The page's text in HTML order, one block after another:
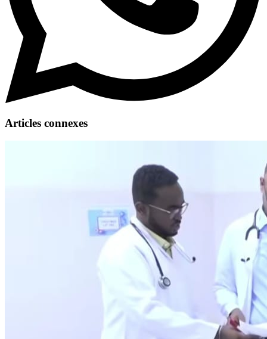
Articles connexes